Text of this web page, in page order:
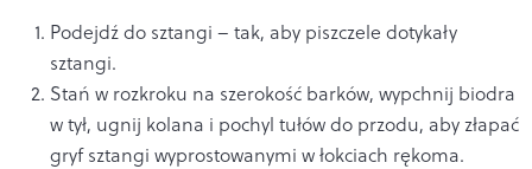
Podejdź do sztangi – tak, aby piszczele dotykały
sztangi.
Stań w rozkroku na szerokość barków, wypchnij biodra
w tył, ugnij kolana i pochyl tułów do przodu, aby złapać
gryf sztangi wyprostowanymi w łokciach rękoma.